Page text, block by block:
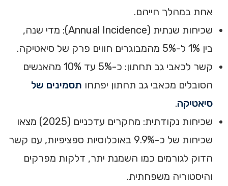
אחת במהלך חייהם.
שכיחות שנתית (Annual Incidence): מדי שנה,
בין 1% ל-5% מהמבוגרים חווים פרק של סיאטיקה.
קשר לכאבי גב תחתון: כ-5% עד 10% מהאנשים
הסובלים מכאבי גב תחתון יפתחו תסמינים של
סיאטיקה.
שכיחות נקודתית: מחקרים עדכניים (2025) מצאו
שכיחות של כ-9.9% באוכלוסיות ספציפיות, עם קשר
הדוק לגורמים כמו השמנת יתר, דלקות מפרקים
והיסטוריה משפחתית.